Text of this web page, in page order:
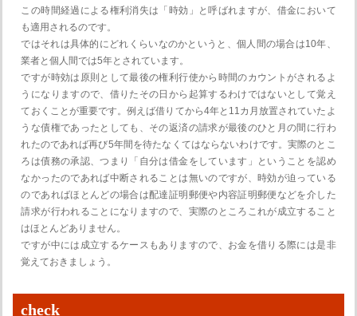
この時間経過による権利消失は「時効」と呼ばれますが、借金において
も適用されるのです。
ではそれは具体的にどれくらいなのかというと、個人間の場合は10年、
業者と個人間では5年とされています。
ですが時効は原則として最後の権利行使から時間のカウントがされるよ
うになりますので、借りたその日から起算するわけではないとして覚え
ておくことが重要です。例えば借りてから4年と11カ月放置されていたよ
うな債権であったとしても、その返済の請求が最後のひと月の間に行わ
れたのであれば再び5年間を待たなくてはならないわけです。実際のとこ
ろは債務の承認、つまり「自分は借金をしています」ということを認め
なかったのであれば中断されることは無いのですが、時効が迫っている
のであればほとんどの場合は配達証明郵便や内容証明郵便などを介した
請求が行われることになりますので、実際のところこれが成立すること
はほとんどありません。
ですが中には成立するケースもありますので、お金を借りる際には是非
覚えておきましょう。
check